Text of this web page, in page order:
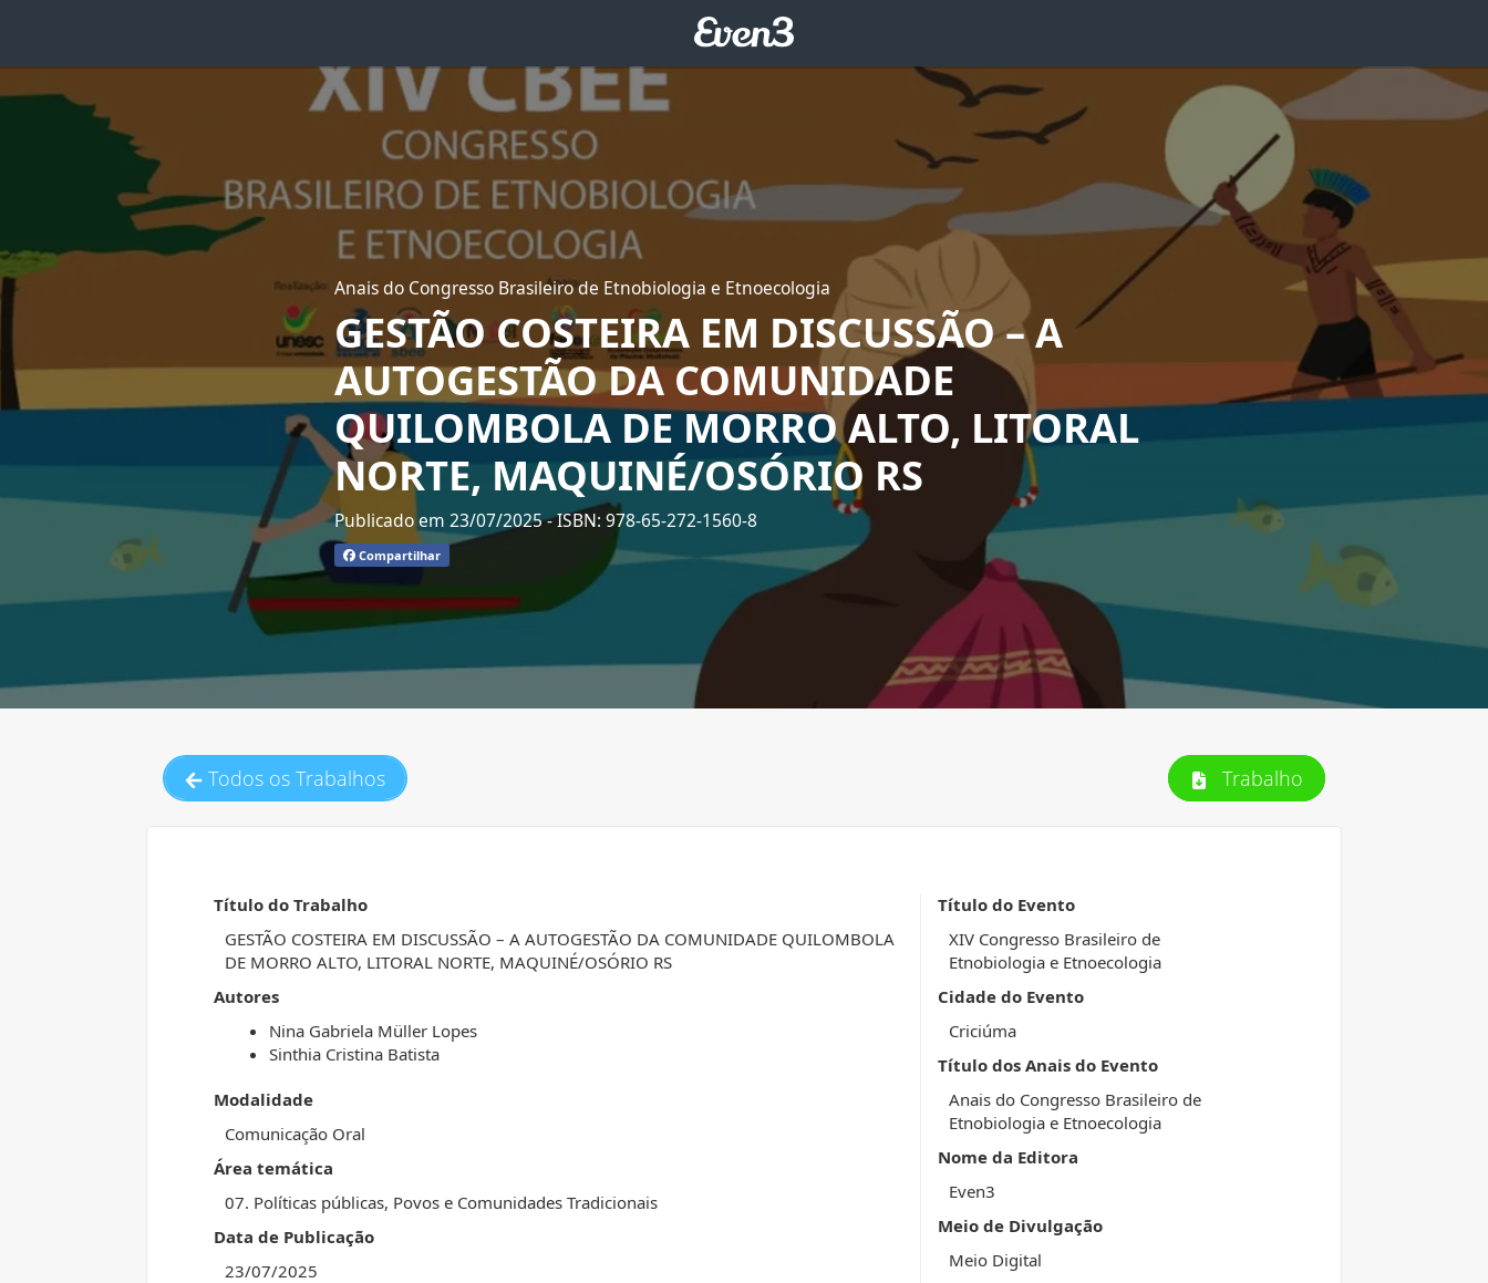
Anais do Congresso Brasileiro de Etnobiologia e Etnoecologia
GESTÃO COSTEIRA EM DISCUSSÃO – A
AUTOGESTÃO DA COMUNIDADE
QUILOMBOLA DE MORRO ALTO, LITORAL
NORTE, MAQUINÉ/OSÓRIO RS
Publicado em 23/07/2025- ISBN: 978-65-272-1560-8
Compartilhar
Todos os Trabalhos Trabalho
Título do Trabalho
GESTÃO COSTEIRA EM DISCUSSÃO – A AUTOGESTÃO DA COMUNIDADE QUILOMBOLA
DE MORRO ALTO, LITORAL NORTE, MAQUINÉ/OSÓRIO RS
Autores
Nina Gabriela Müller Lopes
Sinthia Cristina Batista
Modalidade
Comunicação Oral
Área temática
07. Políticas públicas, Povos e Comunidades Tradicionais
Data de Publicação
23/07/2025
Título do Evento
XIV Congresso Brasileiro de
Etnobiologia e Etnoecologia
Cidade do Evento
Criciúma
Título dos Anais do Evento
Anais do Congresso Brasileiro de
Etnobiologia e Etnoecologia
Nome da Editora
Even3
Meio de Divulgação
Meio Digital